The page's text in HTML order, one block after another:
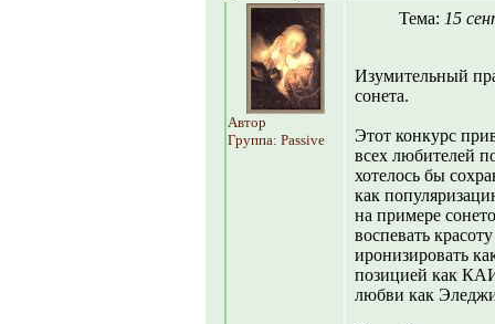
Автор
Группа: Passive
Тема: 15
Изумительный
сонета.
Этот конкурс
всех любителей
хотелось бы
как
на примере
воспевать
иронизировать
позицией как
любви как